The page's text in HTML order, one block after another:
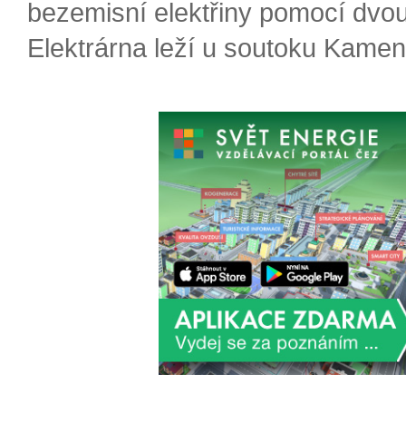
bezemisní elektřiny pomocí
Elektrárna leží u soutoku